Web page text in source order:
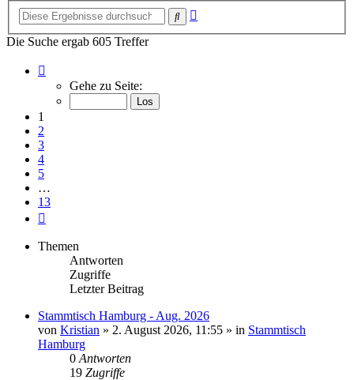
Suche
Die Suche ergab 605 Treffer
von
Gehe zu Seite:
1
2
3
4
5
…
13
Themen
Antworten
Zugriffe
Letzter Beitrag
Stammtisch Hamburg - Aug. 2026
von Kristian » 2. August 2026, 11:55 » in Stammtisch
Hamburg
0 Antworten
19 Zugriffe